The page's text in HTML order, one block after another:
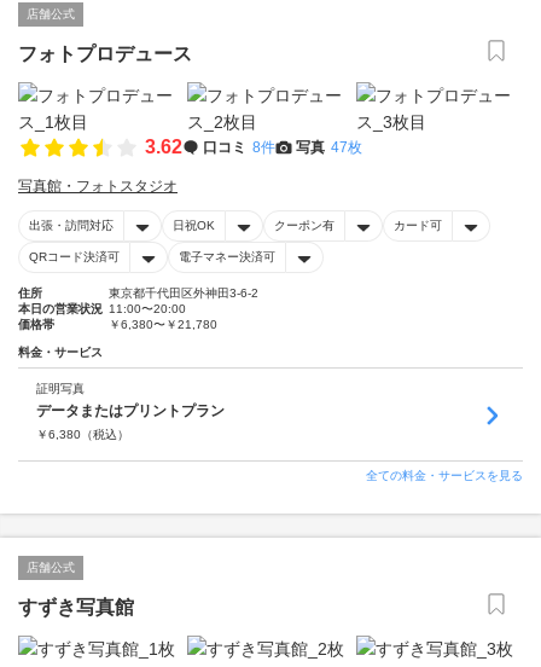
店舗公式
フォトプロデュース
3.62 口コミ 8件 写真 47枚
写真館・フォトスタジオ
出張・訪問対応 日祝OK クーポン有 カード可
QRコード決済可 電子マネー決済可
住所
東京都千代田区外神田3-6-2
本日の営業状況 11:00〜20:00
価格帯
￥6,380〜￥21,780
料金・サービス
証明写真
データまたはプリントプラン
￥6,380 （税込）
全ての料金・サービスを見る
店舗公式
すずき写真館